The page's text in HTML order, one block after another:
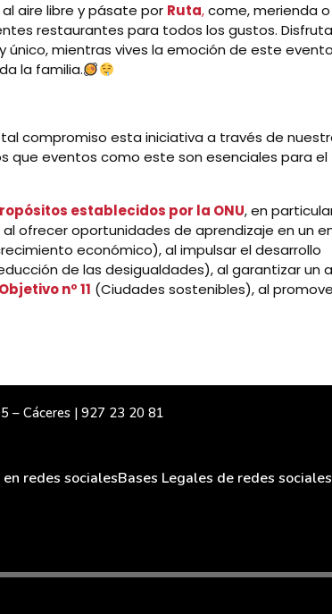
aire libre y pásate por Ruta,come, merienda
restaurantes para todos los gustos.
único, mientras vives la emoción de este
la familia.
compromiso esta iniciativa a través de
que eventos como este son esenciales para el
establecidos por la ONU, en
ofrecer oportunidades de aprendizaje en un
económico), al impulsar el desarrollo
de las desigualdades), al garantizar un
Objetivo nº 11 (Ciudades sostenibles), al
– Cáceres | 927 23 20 81
redes socialesBases Legales de redes sociales